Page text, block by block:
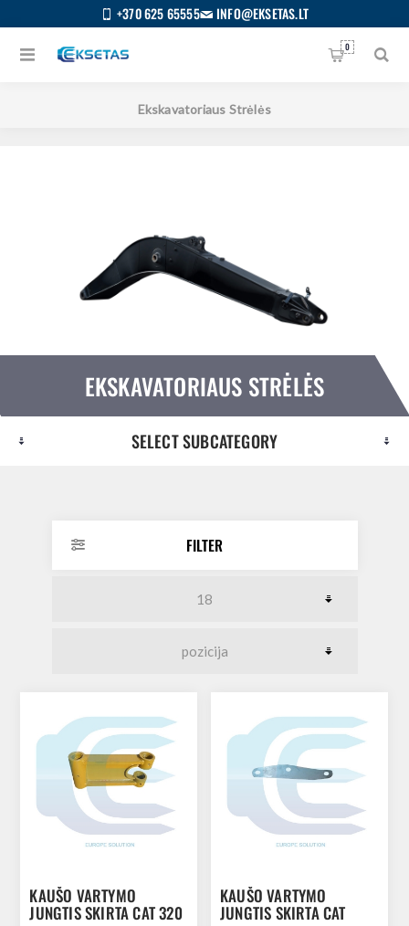
+370 625 65555 INFO@EKSETAS.LT
0
Ekskavatoriaus Strėlės
EKSKAVATORIAUS STRĖLĖS
SELECT SUBCATEGORY
FILTER
KAUŠO VARTYMO
JUNGTIS SKIRTA CAT 320
KAUŠO VARTYMO
JUNGTIS SKIRTA CAT